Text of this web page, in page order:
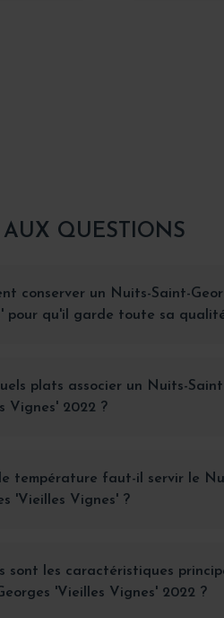
AUX QUESTIONS
conserver un Nuits-Saint-
pour qu'il garde toute sa
plats associer un Nuits-
Vignes' 2022 ?
température faut-il servir le
'Vieilles Vignes' ?
sont les caractéristiques
'Vieilles Vignes' 2022 ?